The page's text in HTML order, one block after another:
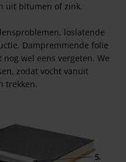
uit bitumen of zink.
loslatende
Dampremmende folie
wel eens vergeten. We
zodat vocht vanuit
trekken.